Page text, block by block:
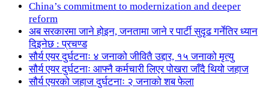
China’s commitment to modernization and deeper
reform
अब सरकारमा जाने होइन, जनतामा जाने र पार्टी सुदृढ गर्नेतिर ध्यान
दिइनेछ : प्रचण्ड
सौर्य एयर दुर्घटनाः ४ जनाको जीवितै उद्दार, १५ जनाको मृत्यु
सौर्य एयर दुर्घटनाः आफ्नै कर्मचारी लिएर पोखरा जाँदै थियो जहाज
सौर्य एयरको जहाज दुर्घटनाः २ जनाको शब फेला